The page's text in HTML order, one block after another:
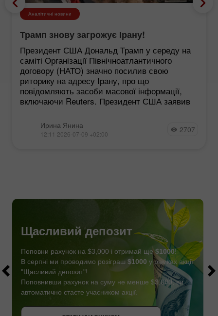
Аналітичні новини
Трамп знову загрожує Ірану!
Президент США Дональд Трамп у середу на
саміті Організації Північноатлантичного
договору (НАТО) значно посилив свою
риторику на адресу Ірану, про що
повідомляють засоби масової інформації,
включаючи Reuters. Президент США заявив
Ирина Янина
12:11 2026-07-09 +02:00 2707
СТАТИ УЧАСНИКОМ
Щасливий депозит
Поповни рахунок на $3,000 і отримай ще$1000!
В серпні ми проводимо розіграш $1000 у рамках акції
"Щасливий депозит"!
Поповнивши рахунок на суму не менше $3,000, ви
автоматично стаєте учасником акції.